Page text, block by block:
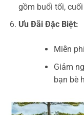
gồm buổi tối,
Ưu Đãi Đặc Biệt:
Miễn
Giảm
bạn bè